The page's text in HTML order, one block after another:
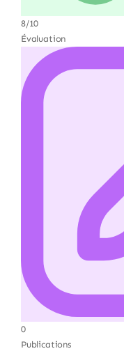
8/10
Évaluation
0
Publications